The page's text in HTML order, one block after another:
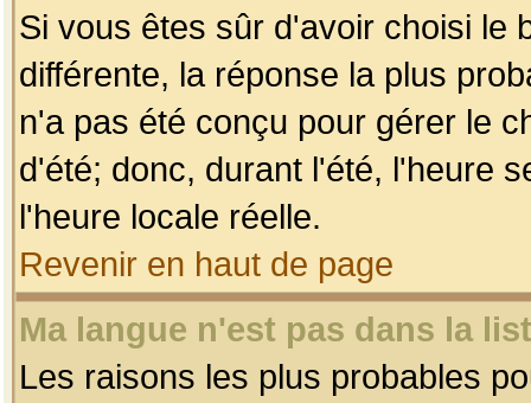
Si vous êtes sûr d'avoir choisi le
différente, la réponse la plus
n'a pas été conçu pour gérer le
d'été; donc, durant l'été, l'heure
l'heure locale réelle.
Revenir en haut de page
Ma langue n'est pas dans la
Les raisons les plus probables